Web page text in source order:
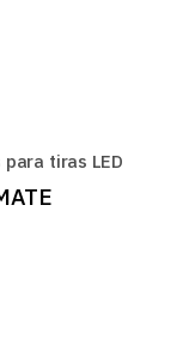
tiras LED